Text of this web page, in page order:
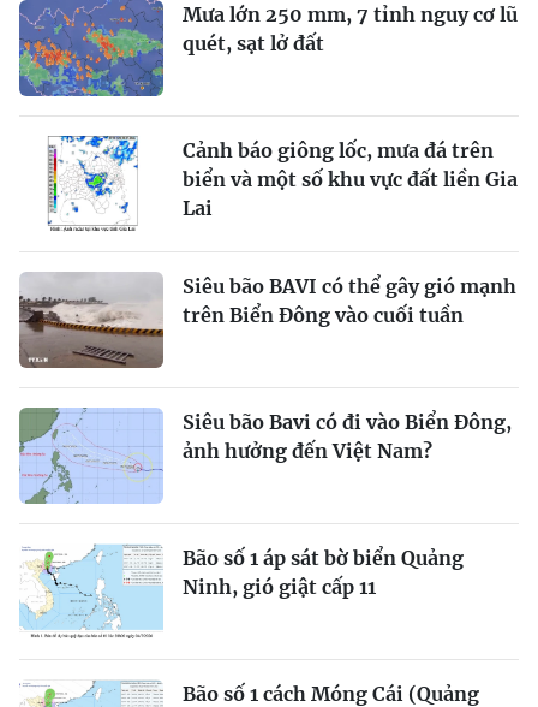
Mưa lớn 250 mm, 7 tỉnh nguy cơ lũ
quét, sạt lở đất
Cảnh báo giông lốc, mưa đá trên
biển và một số khu vực đất liền Gia
Lai
Siêu bão BAVI có thể gây gió mạnh
trên Biển Đông vào cuối tuần
Siêu bão Bavi có đi vào Biển Đông,
ảnh hưởng đến Việt Nam?
Bão số 1 áp sát bờ biển Quảng
Ninh, gió giật cấp 11
Bão số 1 cách Móng Cái (Quảng